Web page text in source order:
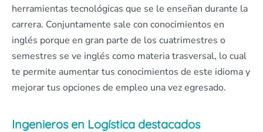
herramientas tecnológicas que se le enseñan durante la
carrera. Conjuntamente sale con conocimientos en
inglés porque en gran parte de los cuatrimestres o
semestres se ve inglés como materia trasversal, lo cual
te permite aumentar tus conocimientos de este idioma y
mejorar tus opciones de empleo una vez egresado.
Ingenieros en Logística destacados